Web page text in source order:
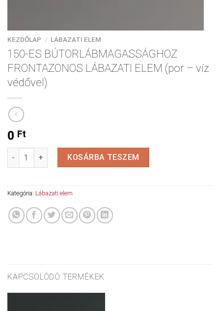
KEZDŐLAP / LÁBAZATI ELEM
150-ES BÚTORLÁBMAGASSÁGHOZ
FRONTAZONOS LÁBAZATI ELEM (por – víz
védővel)
0 Ft
150-ES BÚTORLÁBMAGASSÁGHOZ FRONTAZONOS
KOSÁRBA TESZEM
Kategória: Lábazati elem
KAPCSOLÓDÓ TERMÉKEK